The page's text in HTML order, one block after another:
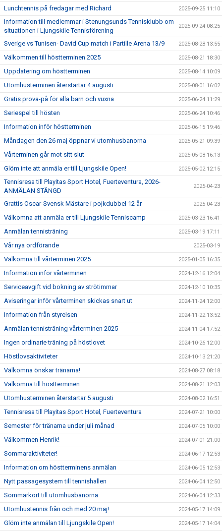
Lunchtennis på fredagar med Richard 2025-09-25 11:10
Information till medlemmar i Stenungsunds Tennisklubb om
situationen i Ljungskile Tennisförening
2025-09-24 08:25
Sverige vs Tunisen- David Cup match i Partille Arena 13/9 2025-08-28 13:55
Välkommen till höstterminen 2025 2025-08-21 18:30
Uppdatering om höstterminen 2025-08-14 10:09
Utomhusterminen återstartar 4 augusti 2025-08-01 16:02
Gratis prova-på för alla barn och vuxna 2025-06-24 11:29
Seriespel till hösten 2025-06-24 10:46
Information inför höstterminen 2025-06-15 19:46
Måndagen den 26 maj öppnar vi utomhusbanorna 2025-05-21 09:39
Vårterminen går mot sitt slut 2025-05-08 16:13
Glöm inte att anmäla er till Ljungskile Open! 2025-05-02 12:15
Tennisresa till Playitas Sport Hotel, Fuerteventura, 2026-
ANMÄLAN STÄNGD
2025-04-23
Grattis Oscar-Svensk Mästare i pojkdubbel 12 år 2025-04-23
Välkomna att anmäla er till Ljungskile Tenniscamp 2025-03-23 16:41
Anmälan tennisträning 2025-03-19 17:11
Vår nya ordförande 2025-03-19
Välkomna till vårterminen 2025 2025-01-05 16:35
Information inför vårterminen 2024-12-16 12:04
Serviceavgift vid bokning av strötimmar 2024-12-10 10:35
Aviseringar inför vårterminen skickas snart ut 2024-11-24 12:00
Information från styrelsen 2024-11-22 13:52
Anmälan tennisträning vårterminen 2025 2024-11-04 17:52
Ingen ordinarie träning på höstlovet 2024-10-26 12:00
Höstlovsaktiviteter 2024-10-13 21:20
Välkomna önskar tränarna! 2024-08-27 08:18
Välkomna till höstterminen 2024-08-21 12:03
Utomhusterminen återstartar 5 augusti 2024-08-02 16:51
Tennisresa till Playitas Sport Hotel, Fuerteventura 2024-07-21 10:00
Semester för tränarna under juli månad 2024-07-05 10:00
Välkommen Henrik! 2024-07-01 21:00
Sommaraktiviteter! 2024-06-17 12:53
Information om höstterminens anmälan 2024-06-05 12:53
Nytt passagesystem till tennishallen 2024-06-04 12:50
Sommarkort till utomhusbanorna 2024-06-04 12:33
Utomhustennis från och med 20 maj! 2024-05-17 14:09
Glöm inte anmälan till Ljungskile Open! 2024-05-17 14:04